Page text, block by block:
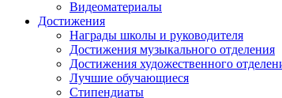
Видеоматериалы
Достижения
Награды школы и руководителя
Достижения музыкального отделения
Достижения художественного
Лучшие обучающиеся
Стипендиаты